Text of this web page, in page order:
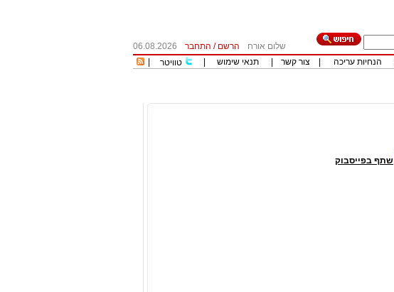
שלום אורח הרשם / התחבר
06.08.2026
הנחיות עריכה צור קשר תנאי שימוש טוויטר
שתף בפייסבוק